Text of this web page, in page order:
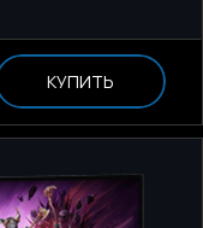
КУПИТЬ